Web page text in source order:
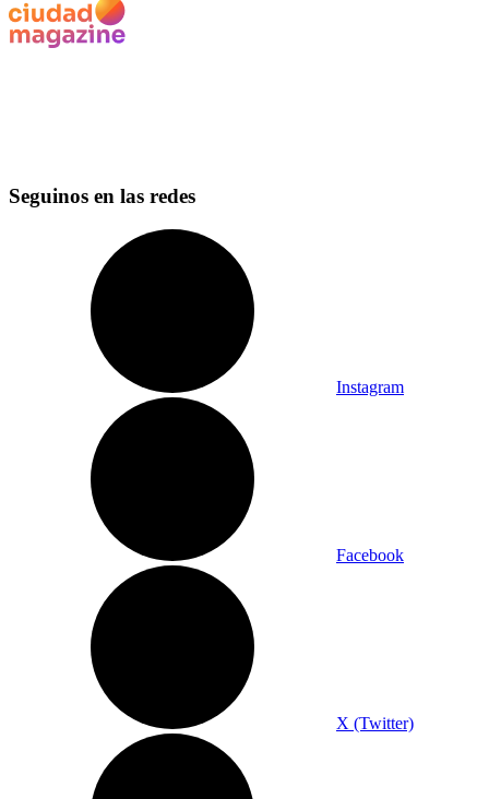
Seguinos en las redes
Instagram
Facebook
X (Twitter)